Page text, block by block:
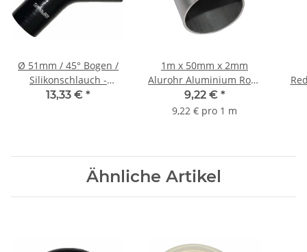
Ø 51mm / 45° Bogen /
Silikonschlauch -
schwarz
13,33 € *
1m x 50mm x 2mm
Alurohr Aluminium Rohr
Ladeluftrohr EN AW-
6060
9,22 € *
9,22 € pro 1 m
Ähnliche Artikel